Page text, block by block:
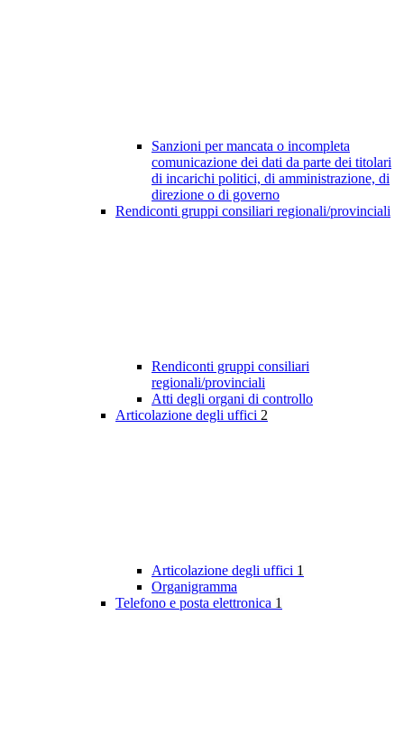
Sanzioni per mancata o incompleta
comunicazione dei dati da parte dei titolari
di incarichi politici, di amministrazione, di
direzione o di governo
Rendiconti gruppi consiliari regionali/provinciali
Rendiconti gruppi consiliari
regionali/provinciali
Atti degli organi di controllo
Articolazione degli uffici 2
Articolazione degli uffici 1
Organigramma
Telefono e posta elettronica 1